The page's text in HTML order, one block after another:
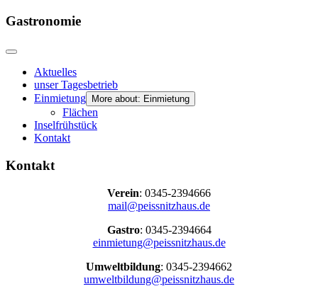
Gastronomie
Aktuelles
unser Tagesbetrieb
Einmietung
More about: Einmietung
Flächen
Inselfrühstück
Kontakt
Kontakt
Verein: 0345-2394666
mail@peissnitzhaus.de
Gastro: 0345-2394664
einmietung@peissnitzhaus.de
Umweltbildung: 0345-2394662
umweltbildung@peissnitzhaus.de